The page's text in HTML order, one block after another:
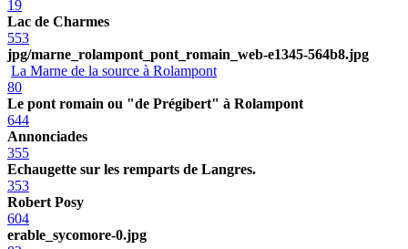
19
Lac de Charmes
553
jpg/marne_rolampont_pont_romain_web-e1345-564b8.jpg
La Marne de la source à Rolampont
80
Le pont romain ou "de Prégibert" à Rolampont
644
Annonciades
355
Echaugette sur les remparts de Langres.
353
Robert Posy
604
erable_sycomore-0.jpg